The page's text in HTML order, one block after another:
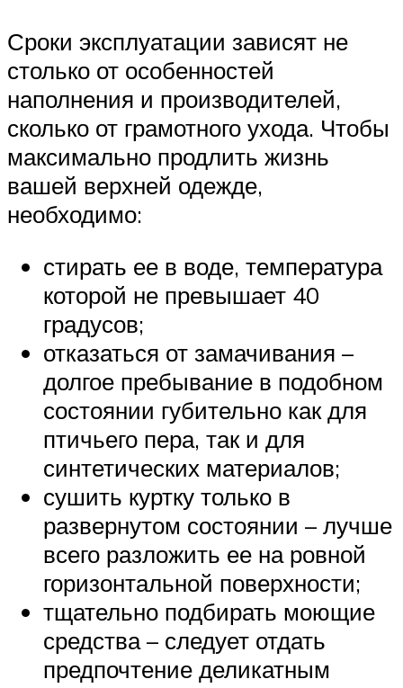
Сроки эксплуатации зависят не
столько от особенностей
наполнения и производителей,
сколько от грамотного ухода. Чтобы
максимально продлить жизнь
вашей верхней одежде,
необходимо:
стирать ее в воде, температура
которой не превышает 40
градусов;
отказаться от замачивания –
долгое пребывание в подобном
состоянии губительно как для
птичьего пера, так и для
синтетических материалов;
сушить куртку только в
развернутом состоянии – лучше
всего разложить ее на ровной
горизонтальной поверхности;
тщательно подбирать моющие
средства – следует отдать
предпочтение деликатным